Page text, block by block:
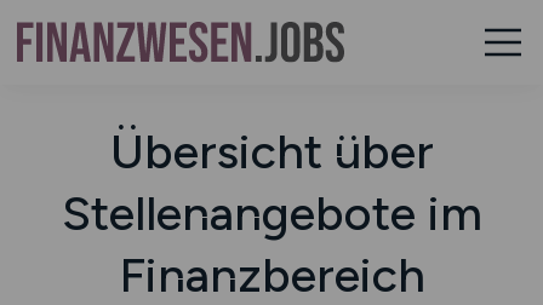
Übersicht über
Stellenangebote im
Finanzbereich